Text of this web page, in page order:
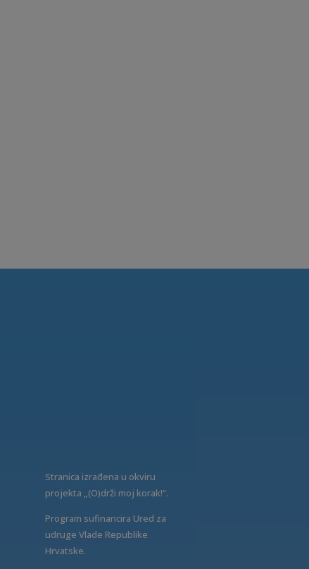
Stranica izrađena u okviru
projekta „(O)drži moj korak!“.
Program sufinancira Ured za
udruge Vlade Republike
Hrvatske.